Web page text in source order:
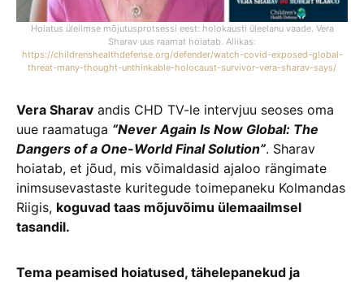
Hoiatus üleilmse mõjutusprotsessi eest: holokausti üleelanu vaade. Vera
Sharav uus raamat hoiatab. Allikas:
https://childrenshealthdefense.org/defender/watch-covid-exposed-global-
threat-many-thought-unthinkable-holocaust-survivor-vera-sharav-says/
Vera Sharav andis CHD TV-le intervjuu seoses oma
uue raamatuga “Never Again Is Now Global: The
Dangers of a One-World Final Solution”. Sharav
hoiatab, et jõud, mis võimaldasid ajaloo rängimate
inimsusevastaste kuritegude toimepaneku Kolmandas
Riigis, koguvad taas mõjuvõimu ülemaailmsel
tasandil.
Tema peamised hoiatused, tähelepanekud ja